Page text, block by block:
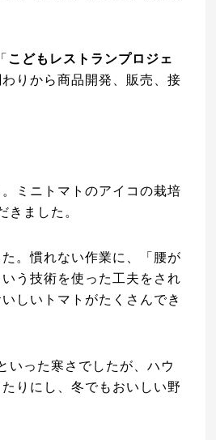
こどもレストランプロジェ
りから商品開発、販売、接
ミニトマトのアイコの栽培
きました。
。慣れない作業に、「腰が
う技術を使った工夫をされ
しいトマトがたくさんでき
いった寒さでしたが、ハウ
りにし、冬でもおいしい野